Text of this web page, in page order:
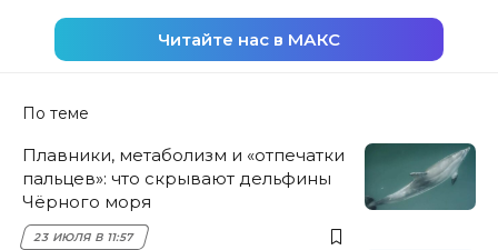
Читайте нас в МАКС
По теме
Плавники, метаболизм и «отпечатки
пальцев»: что скрывают дельфины
Чёрного моря
23 ИЮЛЯ В 11:57